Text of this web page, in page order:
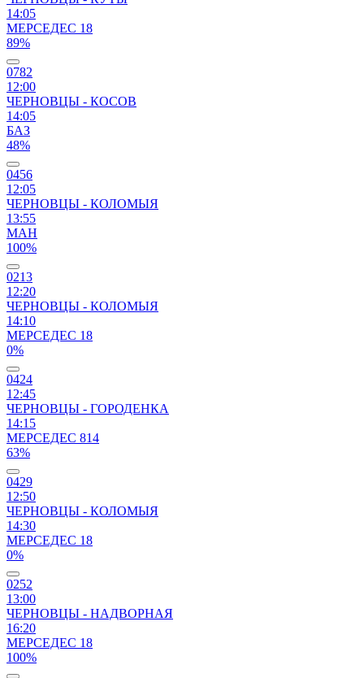
14:05
МЕРСЕДЕС 18
89%
0782
12:00
ЧЕРНОВЦЫ - КОСОВ
14:05
БАЗ
48%
0456
12:05
ЧЕРНОВЦЫ - КОЛОМЫЯ
13:55
МАН
100%
0213
12:20
ЧЕРНОВЦЫ - КОЛОМЫЯ
14:10
МЕРСЕДЕС 18
0%
0424
12:45
ЧЕРНОВЦЫ - ГОРОДЕНКА
14:15
МЕРСЕДЕС 814
63%
0429
12:50
ЧЕРНОВЦЫ - КОЛОМЫЯ
14:30
МЕРСЕДЕС 18
0%
0252
13:00
ЧЕРНОВЦЫ - НАДВОРНАЯ
16:20
МЕРСЕДЕС 18
100%